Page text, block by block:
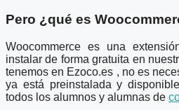
Pero ¿qué es
Woocommerce es una
instalar de forma gratuita en
tenemos en Ezoco.es , no es
ya está preinstalada y
todos los alumnos y alumnas de